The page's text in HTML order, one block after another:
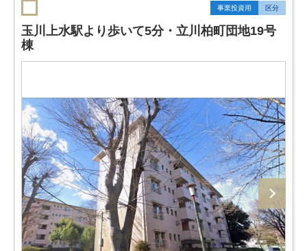
事業投資用 区分
玉川上水駅より歩いて5分・立川柏町団地19号
棟